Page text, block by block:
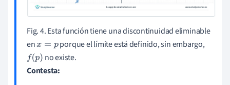
Fig. 4. Esta función tiene una discontinuidad eliminable
enx= p
porque el límite está definido, sin embargo,
f(p) no existe.
Contesta: